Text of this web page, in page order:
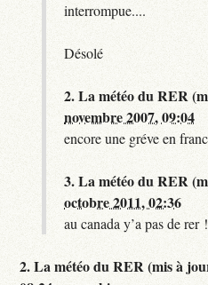
interrompue....
Désolé
2.La météo du RER
novembre 2007, 09:04
encore une gréve en
3.La météo du RER
octobre 2011, 02:36
au canada y’a pas de
2.La météo du RER (mis à